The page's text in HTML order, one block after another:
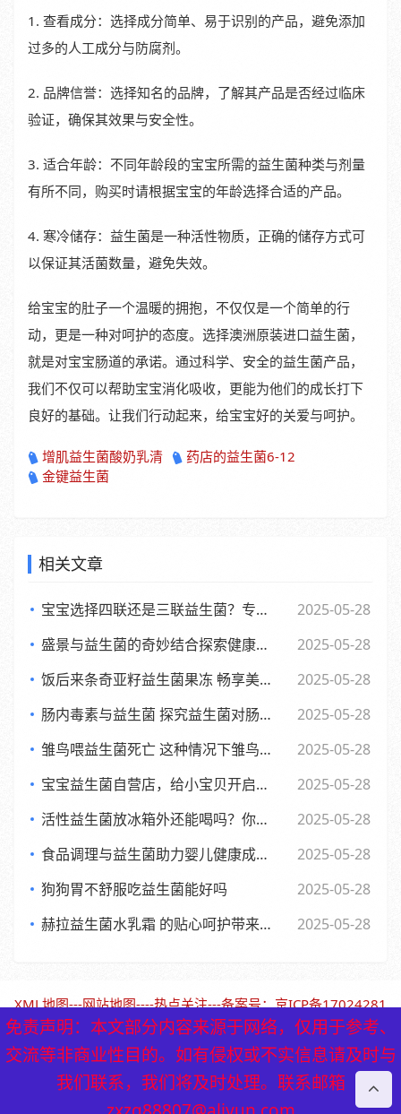
1. 查看成分：选择成分简单、易于识别的产品，避免添加
过多的人工成分与防腐剂。
2. 品牌信誉：选择知名的品牌，了解其产品是否经过临床
验证，确保其效果与安全性。
3. 适合年龄：不同年龄段的宝宝所需的益生菌种类与剂量
有所不同，购买时请根据宝宝的年龄选择合适的产品。
4. 寒冷储存：益生菌是一种活性物质，正确的储存方式可
以保证其活菌数量，避免失效。
给宝宝的肚子一个温暖的拥抱，不仅仅是一个简单的行
动，更是一种对呵护的态度。选择澳洲原装进口益生菌，
就是对宝宝肠道的承诺。通过科学、安全的益生菌产品，
我们不仅可以帮助宝宝消化吸收，更能为他们的成长打下
良好的基础。让我们行动起来，给宝宝好的关爱与呵护。
增肌益生菌酸奶乳清
药店的益生菌6-12
金键益生菌
相关文章
宝宝选择四联还是三联益生菌？专家观点大，妈妈们必看
2025-05-28
盛景与益生菌的奇妙结合探索健康新生活方式
2025-05-28
饭后来条奇亚籽益生菌果冻 畅享美味与健康的小确幸
2025-05-28
肠内毒素与益生菌 探究益生菌对肠内毒素的作用及功效
2025-05-28
雏鸟喂益生菌死亡 这种情况下雏鸟还能否食用
2025-05-28
宝宝益生菌自营店，给小宝贝开启肠道新世界，舒适快乐每一天
2025-05-28
活性益生菌放冰箱外还能喝吗？你可能不知道的
2025-05-28
食品调理与益生菌助力婴儿健康成长的全新探索
2025-05-28
狗狗胃不舒服吃益生菌能好吗
2025-05-28
赫拉益生菌水乳霜 的贴心呵护带来焕新美肌体验
2025-05-28
免责声明：本文部分内容来源于网络，仅用于参考、
交流等非商业性目的。如有侵权或不实信息请及时与
我们联系，我们将及时处理。联系邮箱
XML地图---网站地图----热点关注---备案号：京ICP备17024281
号-1（北京保鹤堂药业）
免责声明：本文部分内容来源于网络，仅用于参考、
交流等非商业性目的。如有侵权或不实信息请及时与
我们联系，我们将及时处理。联系邮箱